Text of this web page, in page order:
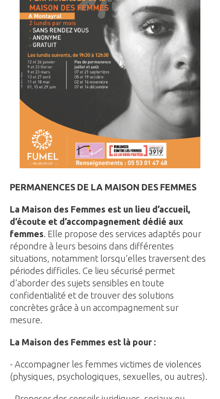
PERMANENCES DE LA MAISON DES FEMMES
La Maison des Femmes est un lieu d’accueil,
d’écoute et d’accompagnement dédié aux
femmes. Elle propose des services adaptés pour
répondre à leurs besoins dans différentes
situations, notamment lorsqu’elles traversent des
périodes difficiles. Ce lieu sécurisé permet
d’aborder des sujets sensibles en toute
confidentialité et de trouver des solutions
concrètes grâce à un accompagnement sur
mesure.
La Maison des Femmes est là pour :
- Accompagner les femmes victimes de violences
(physiques, psychologiques, sexuelles, ou autres).